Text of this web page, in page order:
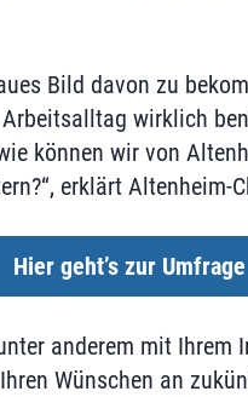
Bild davon zu
wirklich
können wir von
erklärt Altenheim-
Hier geht’s zur Umfrage
anderem mit
Wünschen an